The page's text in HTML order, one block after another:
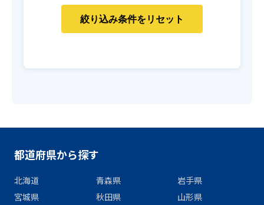
都道府県から探す
北海道 青森県
岩手県
宮城県
秋田県
山形県